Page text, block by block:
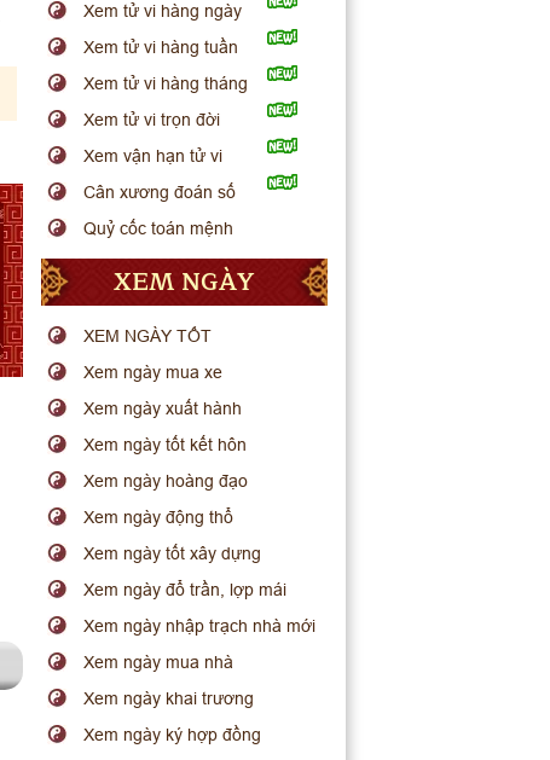
Xem tử vi hàng ngày
Xem tử vi hàng tuần
Xem tử vi hàng tháng
Xem tử vi trọn đời
Xem vận hạn tử vi
Cân xương đoán số
Quỷ cốc toán mệnh
XEM NGÀY
XEM NGÀY TỐT
Xem ngày mua xe
Xem ngày xuất hành
Xem ngày tốt kết hôn
Xem ngày hoàng đạo
Xem ngày động thổ
Xem ngày tốt xây dựng
Xem ngày đổ trần, lợp mái
Xem ngày nhập trạch nhà mới
Xem ngày mua nhà
Xem ngày khai trương
Xem ngày ký hợp đồng